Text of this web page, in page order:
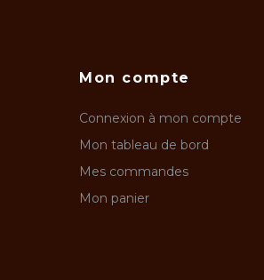
Mon compte
Connexion à mon compte
Mon tableau de bord
Mes commandes
Mon panier